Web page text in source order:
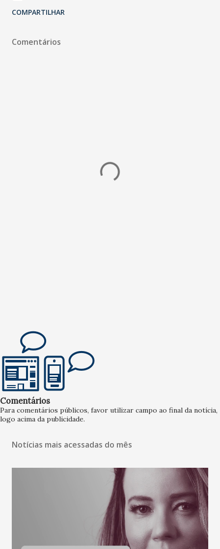
COMPARTILHAR
Comentários
Comentários
Para comentários públicos, favor utilizar campo ao final da notícia,
logo acima da publicidade.
Notícias mais acessadas do mês